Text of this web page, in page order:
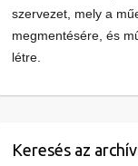
szervezet, mely a
megmentésére, és
létre.
Keresés az